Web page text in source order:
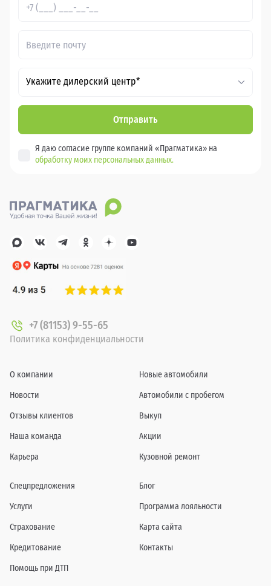
Укажите дилерский центр*
Отправить
Я даю согласие группе компаний «Прагматика» на
обработку моих персональных данных.
+7 (81153) 9-55-65
Политика конфиденциальности
О компании
Новости
Отзывы клиентов
Наша команда
Карьера
Новые автомобили
Автомобили с пробегом
Выкуп
Акции
Кузовной ремонт
Спецпредложения
Услуги
Страхование
Кредитование
Помощь при ДТП
Блог
Программа лояльности
Карта сайта
Контакты